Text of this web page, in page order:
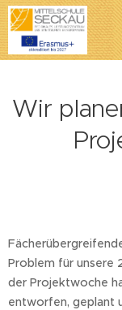
Wir
Problem für unsere
der Projektwoche
entworfen, geplant